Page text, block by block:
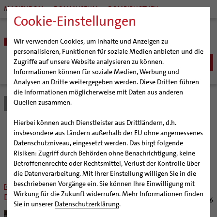
Cookie-Einstellungen
Wir verwenden Cookies, um Inhalte und Anzeigen zu
personalisieren, Funktionen für soziale Medien anbieten und die
Zugriffe auf unsere Website analysieren zu können.
Informationen können für soziale Medien, Werbung und
Analysen an Dritte weitergegeben werden. Diese Dritten führen
die Informationen möglicherweise mit Daten aus anderen
Quellen zusammen.
Hierbei können auch Dienstleister aus Drittländern, d.h.
insbesondere aus Ländern außerhalb der EU ohne angemessenes
Datenschutzniveau, eingesetzt werden. Das birgt folgende
Risiken: Zugriff durch Behörden ohne Benachrichtigung, keine
Betroffenenrechte oder Rechtsmittel, Verlust der Kontrolle über
die Datenverarbeitung. Mit Ihrer Einstellung willigen Sie in die
beschriebenen Vorgänge ein. Sie können Ihre Einwilligung mit
Wirkung für die Zukunft widerrufen. Mehr Informationen finden
Sie in unserer Datenschutzerklärung.
MARIENDOM DOMMUSEUM DOMBIBLIOTHEK
BISTUM
Bischöfe
Weihbischof Dr. Martin Marahrens
Bischof em. Norbert Trelle
Weihbischof em. Bongartz
Weihbischof em. Schwerdtfeger
Weihbischof em. Koitz
Bischof em. Dr. Wüstenberg
Generalvikariat
Gremien
Diözesangericht
Gemeindegremien
Pfarrgemeinden
Hildesheimer Dom
Virtueller Rundgang durch den Dom
Tausendjähriger Rosenstock
Die Hildesheimer Dommusik
Wallfahrten | Pilgern
Termine Wallfahrten und Pilgern
Jakobswege im Bistum Hildesheim
Veranstaltungen
Strategieprozess
Jugend
Bistum Hildesheim
Nachrichten aus dem
Bistum Hildesheim
Bildarchive. Begegnung mit
Dommuseum und Kunstverein
30.06.2026